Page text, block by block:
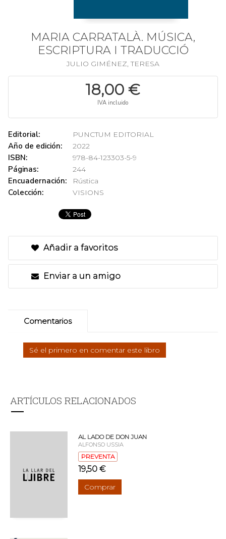
MARIA CARRATALÀ. MÚSICA,
ESCRIPTURA I TRADUCCIÓ
JULIO GIMÉNEZ, TERESA
18,00 €
IVA incluido
Editorial: PUNCTUM EDITORIAL
Año de edición: 2022
ISBN: 978-84-123303-5-9
Páginas: 244
Encuadernación: Rústica
Colección: VISIONS
Añadir a favoritos
Enviar a un amigo
Comentarios
Sé el primero en comentar este libro
ARTÍCULOS RELACIONADOS
AL LADO DE DON JUAN
ALFONSO USSIA
PREVENTA
19,50 €
Comprar